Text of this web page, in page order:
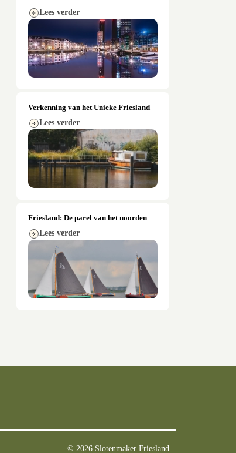
Lees verder
Verkenning van het Unieke Friesland
Lees verder
Friesland: De parel van het noorden
Lees verder
© 2026 Slotenmaker Friesland